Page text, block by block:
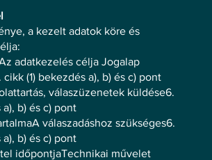
a kezelt adatok köre és
adatkezelés célja Jogalap
(1) bekezdés a), b) és c) pont
válaszüzenetek küldése6.
b) és c) pont
válaszadáshoz szükséges6.
b) és c) pont
időpontjaTechnikai művelet